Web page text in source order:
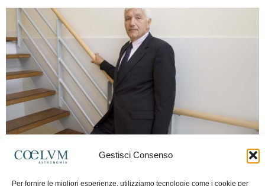
Gestisci Consenso
Per fornire le migliori esperienze, utilizziamo tecnologie come i cookie per
Frida Paolella - 16 Giugno 2026 0
spaziale europea e della missione Planck. Il dialogo ripercorre i principali